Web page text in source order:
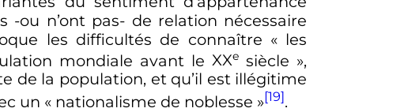
-ou n’ont pas- de relation nécessaire
les difficultés de connaître « les
mondiale avant leXXe siècle »,
de la population, et qu’il est illégitime
un « nationalisme de noblesse »[19].